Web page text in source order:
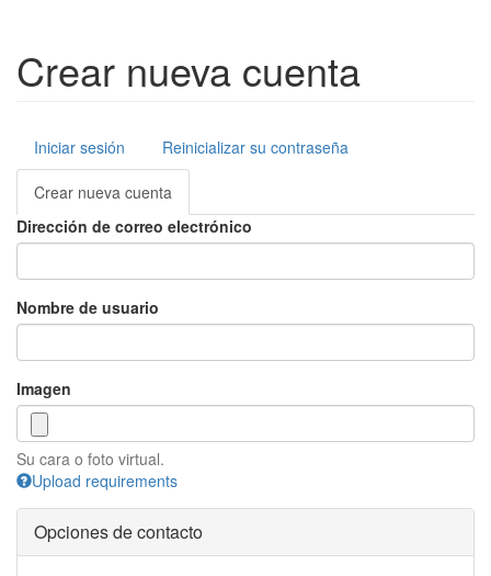
Crear nueva cuenta
Solapas
principales
Iniciar sesión Reinicializar su contraseña
Crear nueva cuenta
Dirección de correo electrónico
Nombre de usuario
Imagen
Su cara o foto virtual.
Upload requirements
Opciones de contacto